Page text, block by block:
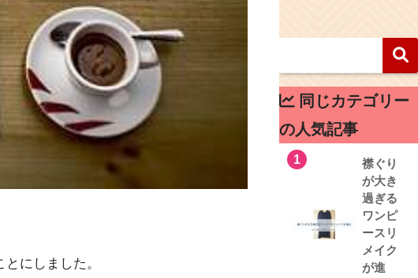
にしました。
同じカテゴリー
の人気記事
1
襟ぐり
が大き
過ぎる
ワンピ
ースリ
メイク
が進